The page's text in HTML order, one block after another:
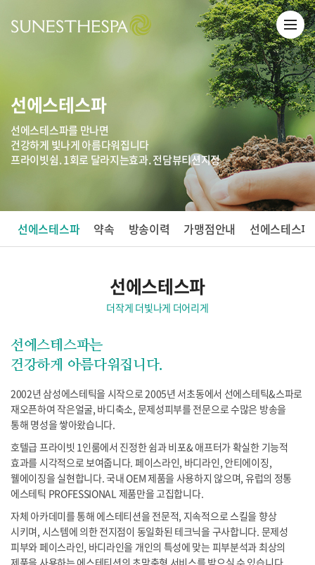
선에스테스파
선에스테스파를 만나면
건강하게 빛나게 아름다워집니다
프라이빗쉼. 1회로 달라지는효과. 전담뷰티션지정
선에스테스파 약속 방송이력 가맹점안내 선에스테스
선에스테스파
더작게 더빛나게 더어리게
선에스테스파는
건강하게 아름다워집니다.
2002년 삼성에스테틱을 시작으로 2005년 서초동에서 선에스테틱&스파로
재오픈하여 작은얼굴, 바디축소, 문제성피부를 전문으로 수많은 방송을
통해 명성을 쌓아왔습니다.
호텔급 프라이빗 1인룸에서 진정한 쉼과 비포& 애프터가 확실한 기능적
효과를 시각적으로 보여줍니다. 페이스라인, 바디라인, 안티에이징,
웰에이징을 실현합니다. 국내 OEM 제품을 사용하지 않으며, 유럽의 정통
에스테틱 PROFESSIONAL 제품만을 고집합니다.
자체 아카데미를 통해 에스테티션을 전문적, 지속적으로 스킬을 향상
시키며, 시스템에 의한 전지점이 동일화된 테크닉을 구사합니다. 문제성
피부와 페이스라인, 바디라인을 개인의 특성에 맞는 피부분석과 최상의
제품을 사용하는 에스테티션의 초맞춤형 서비스를 받으실 수 있습니다.